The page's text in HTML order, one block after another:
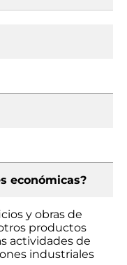
económicas?
y obras de
productos
actividades de
industriales